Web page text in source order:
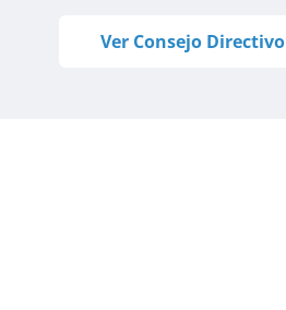
Ver Consejo Directivo